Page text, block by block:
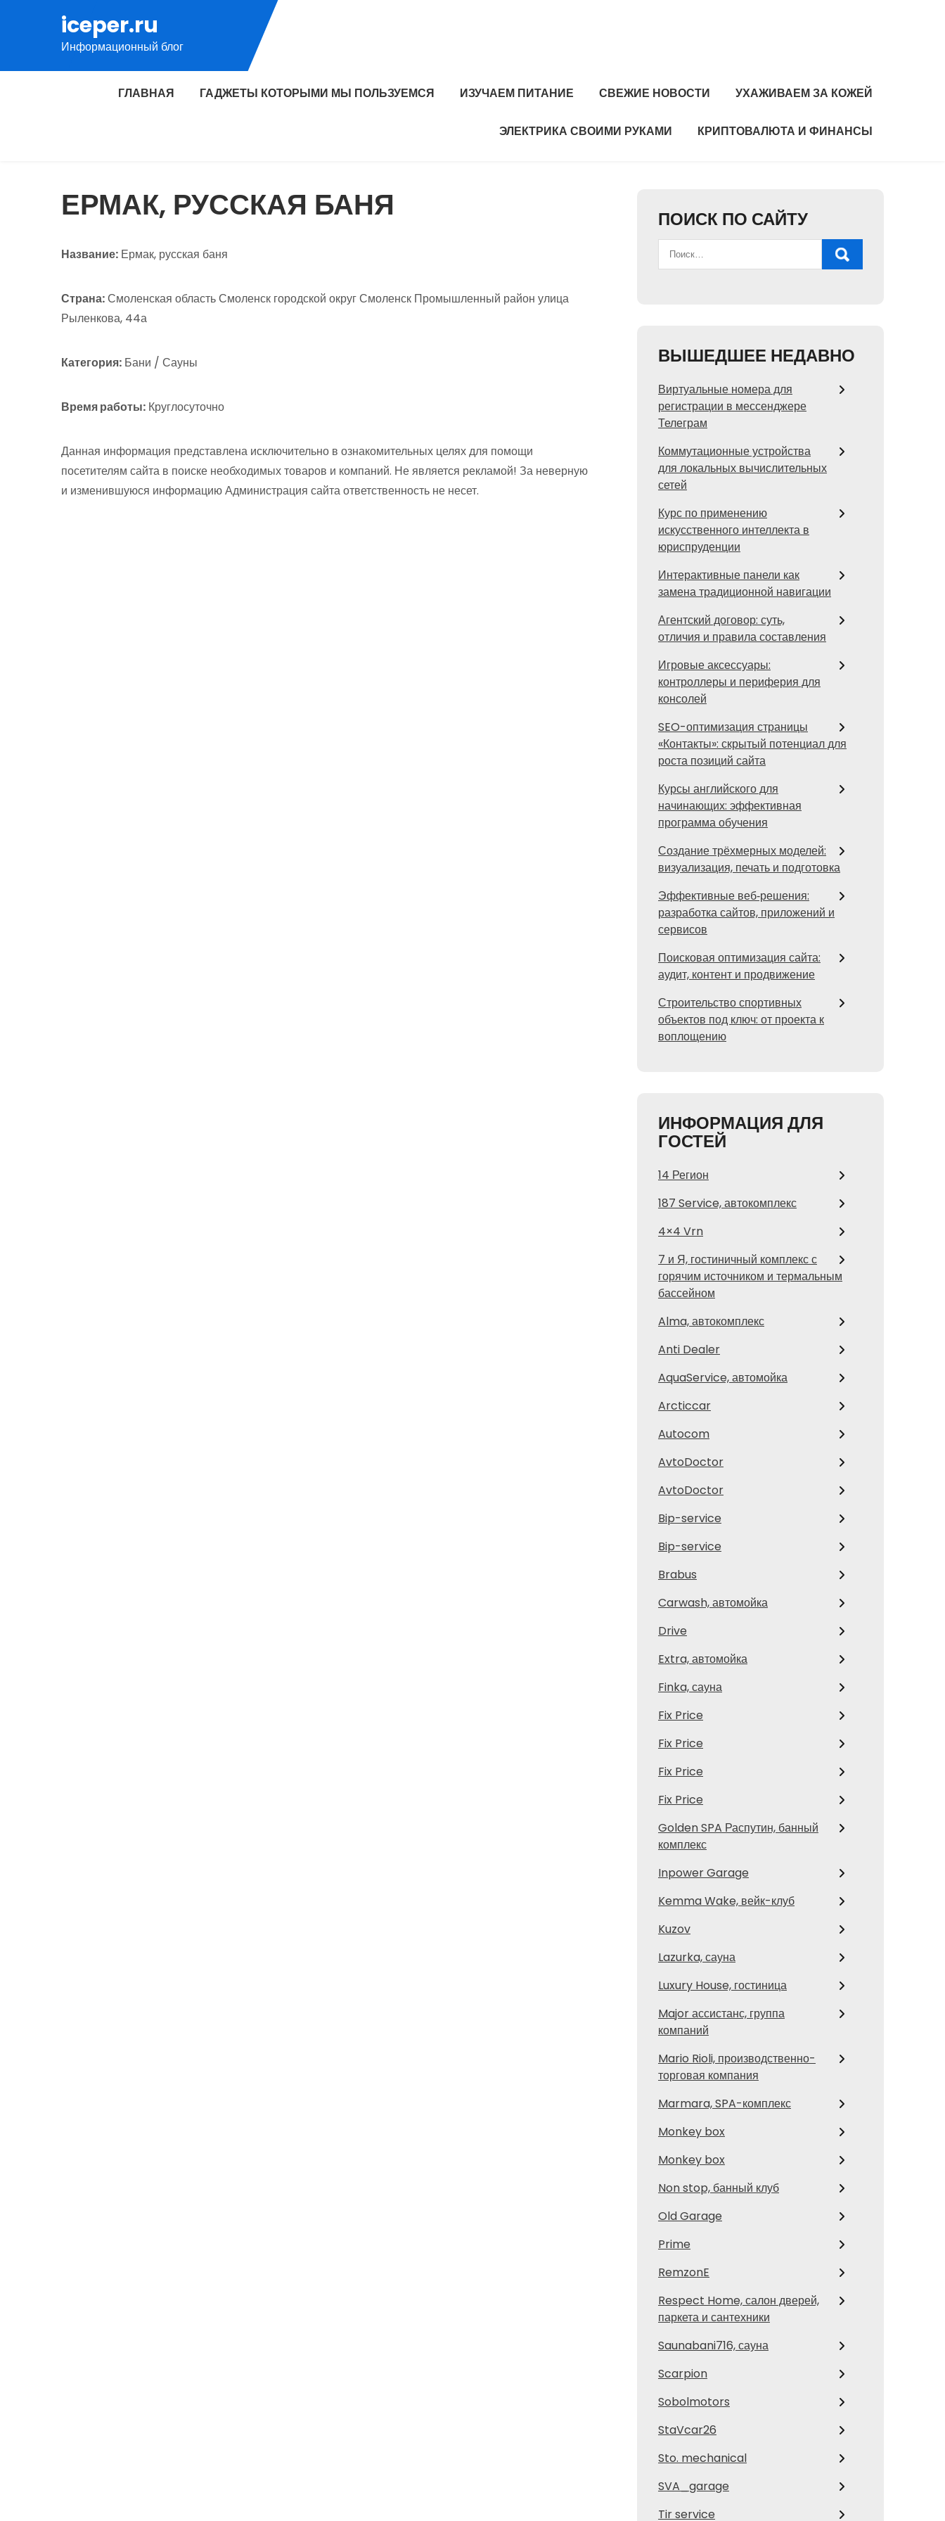
содержимому
iceper.ru
Информационный блог
ГЛАВНАЯ ГАДЖЕТЫ КОТОРЫМИ МЫ ПОЛЬЗУЕМСЯ ИЗУЧАЕМ ПИТАНИЕ СВЕЖИЕ НОВОСТИ УХАЖИВАЕМ ЗА КОЖЕЙ
ЭЛЕКТРИКА СВОИМИ РУКАМИ КРИПТОВАЛЮТА И ФИНАНСЫ
ЕРМАК, РУССКАЯ БАНЯ
Название: Ермак, русская баня
Страна:Смоленская область Смоленск городской округ Смоленск Промышленный район улица
Рыленкова, 44а
Категория: Бани / Сауны
Время работы: Круглосуточно
Данная информация представлена исключительно в ознакомительных целях для помощи
посетителям сайта в поиске необходимых товаров и компаний. Не является рекламой! За неверную
и изменившуюся информацию Администрация сайта ответственность не несет.
ПОИСК ПО САЙТУ
ВЫШЕДШЕЕ НЕДАВНО
Виртуальные номера для
регистрации в мессенджере
Телеграм
Коммутационные устройства
для локальных вычислительных
сетей
Курс по применению
искусственного интеллекта в
юриспруденции
Интерактивные панели как
замена традиционной навигации
Агентский договор: суть,
отличия и правила составления
Игровые аксессуары:
контроллеры и периферия для
консолей
SEO-оптимизация страницы
«Контакты»: скрытый потенциал для
роста позиций сайта
Курсы английского для
начинающих: эффективная
программа обучения
Создание трёхмерных моделей:
визуализация, печать и подготовка
Эффективные веб‑решения:
разработка сайтов, приложений и
сервисов
Поисковая оптимизация сайта:
аудит, контент и продвижение
Строительство спортивных
объектов под ключ: от проекта к
воплощению
ИНФОРМАЦИЯ ДЛЯ
ГОСТЕЙ
14 Регион
187 Service, автокомплекс
4×4 Vrn
7 и Я, гостиничный комплекс с
горячим источником и термальным
бассейном
Alma, автокомплекс
Anti Dealer
AquaService, автомойка
Arcticcar
Autocom
AvtoDoctor
AvtoDoctor
Bip-service
Bip-service
Brabus
Carwash, автомойка
Drive
Extra, автомойка
Finka, сауна
Fix Price
Fix Price
Fix Price
Fix Price
Golden SPA Распутин, банный
комплекс
Inpower Garage
Kemma Wake, вейк-клуб
Kuzov
Lazurka, сауна
Luxury House, гостиница
Major ассистанс, группа
компаний
Mario Rioli, производственно-
торговая компания
Marmara, SPA-комплекс
Monkey box
Monkey box
Non stop, банный клуб
Old Garage
Prime
RemzonE
Respect Home, салон дверей,
паркета и сантехники
Saunabani716, сауна
Scarpion
Sobolmotors
StaVcar26
Sto. mechanical
SVA_garage
Tir service